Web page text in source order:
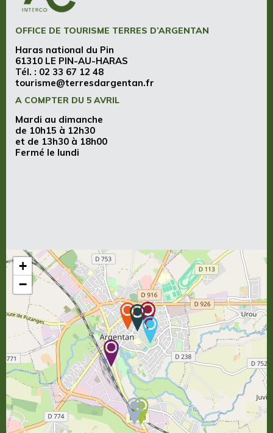
OFFICE DE TOURISME TERRES D’ARGENTAN
Haras national du Pin
61310 LE PIN-AU-HARAS
Tél. : 02 33 67 12 48
tourisme@terresdargentan.fr
A COMPTER DU 5 AVRIL
Mardi au dimanche
de 10h15 à 12h30
et de 13h30 à 18h00
Fermé le lundi
+
−